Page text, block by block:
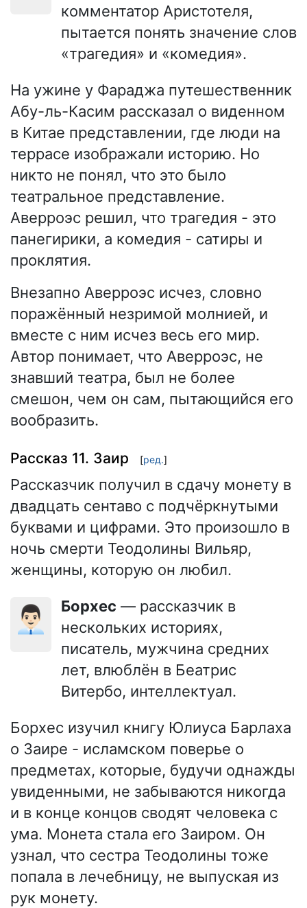
комментатор Аристотеля,
пытается понять значение слов
«трагедия» и «комедия».
На ужине у Фараджа путешественник
Абу-ль-Касим рассказал о виденном
в Китае представлении, где люди на
террасе изображали историю. Но
никто не понял, что это было
театральное представление.
Аверроэс решил, что трагедия - это
панегирики, а комедия - сатиры и
проклятия.
Внезапно Аверроэс исчез, словно
поражённый незримой молнией, и
вместе с ним исчез весь его мир.
Автор понимает, что Аверроэс, не
знавший театра, был не более
смешон, чем он сам, пытающийся его
вообразить.
Рассказ 11. Заир [ред.]
Рассказчик получил в сдачу монету в
двадцать сентаво с подчёркнутыми
буквами и цифрами. Это произошло в
ночь смерти Теодолины Вильяр,
женщины, которую он любил.
👨🏻‍💼 Борхес — рассказчик в
нескольких историях,
писатель, мужчина средних
лет, влюблён в Беатрис
Витербо, интеллектуал.
Борхес изучил книгу Юлиуса Барлаха
о Заире - исламском поверье о
предметах, которые, будучи однажды
увиденными, не забываются никогда
и в конце концов сводят человека с
ума. Монета стала его Заиром. Он
узнал, что сестра Теодолины тоже
попала в лечебницу, не выпуская из
рук монету.